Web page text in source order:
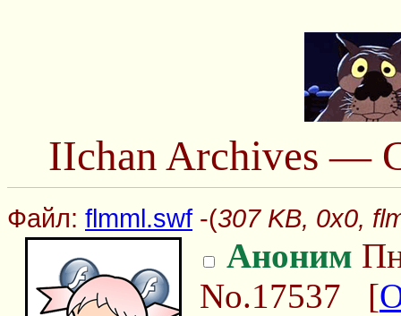
IIchan Archives —
Файл: flmml.swf-(307 KB, 0x0,
Аноним
No.17537 [